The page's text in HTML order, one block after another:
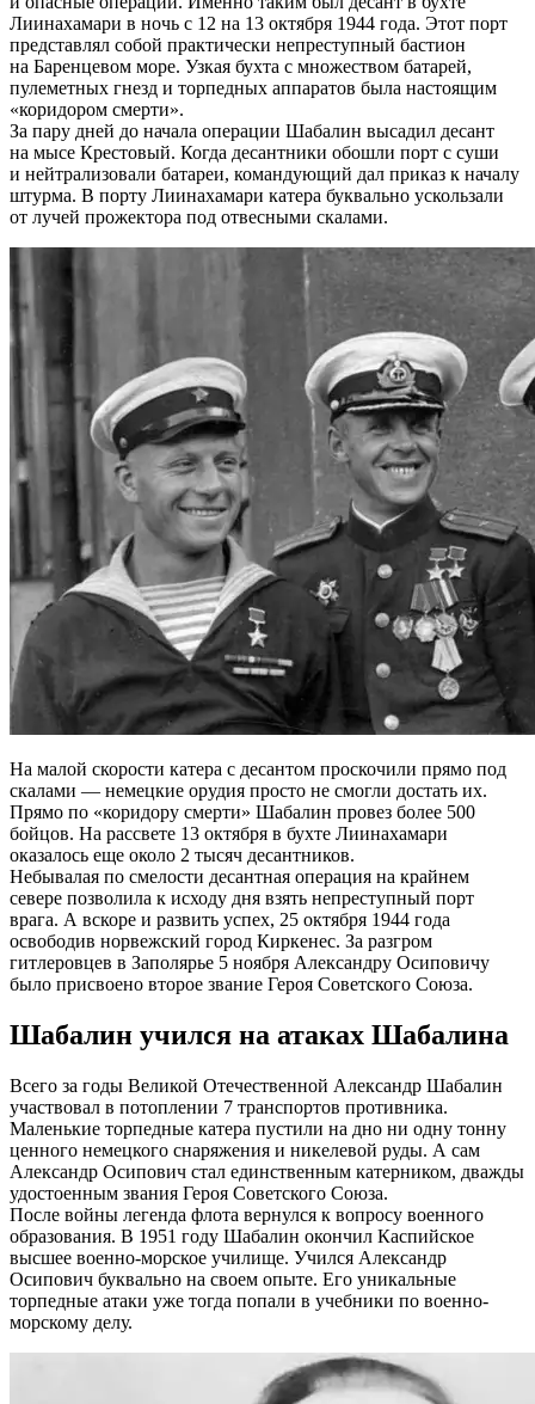
Лиинахамари в ночь с 12 на 13 октября 1944 года. Этот порт
представлял собой практически непреступный бастион
на Баренцевом море. Узкая бухта с множеством батарей,
пулеметных гнезд и торпедных аппаратов была настоящим
«коридором смерти».
За пару дней до начала операции Шабалин высадил десант
на мысе Крестовый. Когда десантники обошли порт с суши
и нейтрализовали батареи, командующий дал приказ к началу
штурма. В порту Лиинахамари катера буквально ускользали
от лучей прожектора под отвесными скалами.
На малой скорости катера с десантом проскочили прямо под
скалами — немецкие орудия просто не смогли достать их.
Прямо по «коридору смерти» Шабалин провез более 500
бойцов. На рассвете 13 октября в бухте Лиинахамари
оказалось еще около 2 тысяч десантников.
Небывалая по смелости десантная операция на крайнем
севере позволила к исходу дня взять непреступный порт
врага. А вскоре и развить успех, 25 октября 1944 года
освободив норвежский город Киркенес. За разгром
гитлеровцев в Заполярье 5 ноября Александру Осиповичу
было присвоено второе звание Героя Советского Союза.
Шабалин учился на атаках Шабалина
Всего за годы Великой Отечественной Александр Шабалин
участвовал в потоплении 7 транспортов противника.
Маленькие торпедные катера пустили на дно ни одну тонну
ценного немецкого снаряжения и никелевой руды. А сам
Александр Осипович стал единственным катерником, дважды
удостоенным звания Героя Советского Союза.
После войны легенда флота вернулся к вопросу военного
образования. В 1951 году Шабалин окончил Каспийское
высшее военно-морское училище. Учился Александр
Осипович буквально на своем опыте. Его уникальные
торпедные атаки уже тогда попали в учебники по военно-
морскому делу.